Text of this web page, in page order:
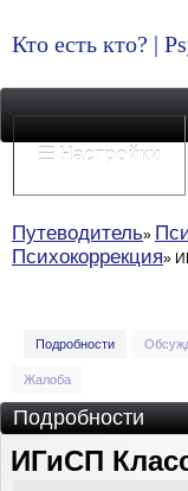
Кто есть кто? |
☰ Настройки
Путеводитель
Психокоррекция
Подробности
Жалоба
Подробности
ИГиСП